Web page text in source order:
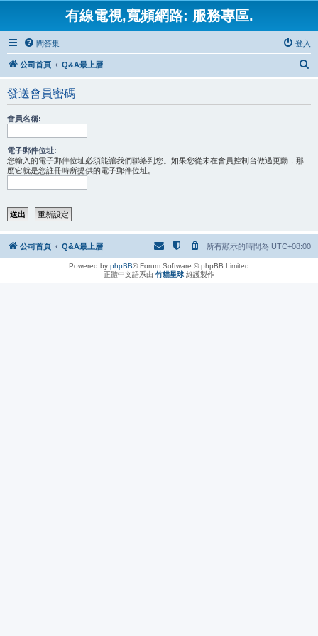
有線電視,寬頻網路: 服務專區.
問答集 登入
公司首頁 Q&A最上層
發送會員密碼
會員名稱:
電子郵件位址:
您輸入的電子郵件位址必須能讓我們聯絡到您。如果您從未在會員控制台做過更動，那
麼它就是您註冊時所提供的電子郵件位址。
公司首頁 Q&A最上層 所有顯示的時間為 UTC+08:00
Powered by phpBB® Forum Software © phpBB Limited
正體中文語系由 竹貓星球 維護製作